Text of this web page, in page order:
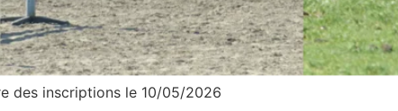
des inscriptions le 10/05/2026